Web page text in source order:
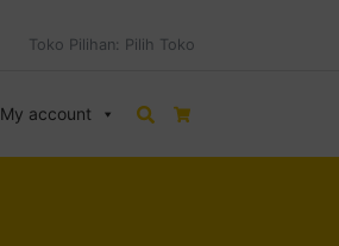
Toko Pilihan: Pilih Toko
My account Search